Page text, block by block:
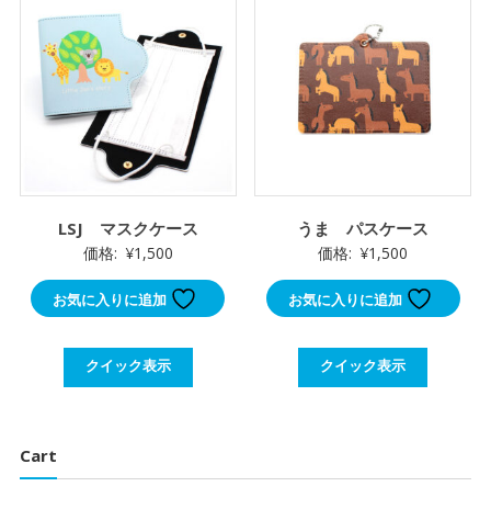
LSJ マスクケース
価格: ¥1,500
お気に入りに追加
クイック表示
うま パスケース
価格: ¥1,500
お気に入りに追加
クイック表示
Cart